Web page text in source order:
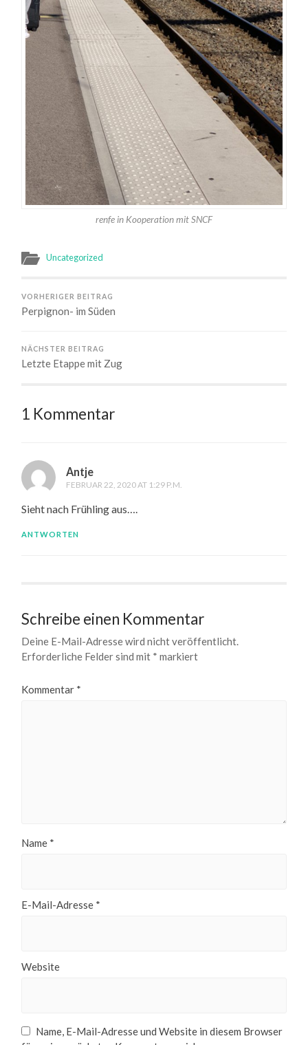
renfe in Kooperation mit SNCF
Uncategorized
VORHERIGER BEITRAG
Perpignon- im Süden
NÄCHSTER BEITRAG
Letzte Etappe mit Zug
1 Kommentar
Antje
FEBRUAR 22, 2020 AT 1:29 P.M.
Sieht nach Frühling aus….
ANTWORTEN
Schreibe einen Kommentar
Deine E-Mail-Adresse wird nicht veröffentlicht.
Erforderliche Felder sind mit * markiert
Kommentar *
Name *
E-Mail-Adresse *
Website
Name, E-Mail-Adresse und Website in diesem Browser